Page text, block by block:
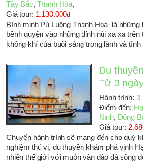
Tây Bắc,Thanh Hóa,
Giá tour: 1.130.000đ
Bình minh Pù Luông Thanh Hóa là những
bềnh quyện vào những đỉnh núi xa xa trên
không khí của buổi sáng trong lành và
Du
Tử 3
Hành trình: 3
Điểm đến:
Ninh, Đông
Giá tour:
Chuyến hành trình sẽ mang đến cho quý
nghiệm thú vị, du thuyền khám phá vịnh
nhiên thế giới với muôn vàn đảo đá sống